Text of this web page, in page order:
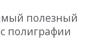
полезный
полиграфии